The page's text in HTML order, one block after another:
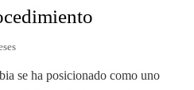
se ha posicionado como uno